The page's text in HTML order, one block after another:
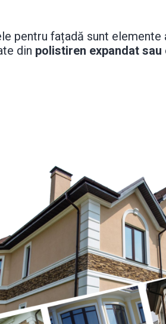
pentru fațadă sunt
din polistiren expandat